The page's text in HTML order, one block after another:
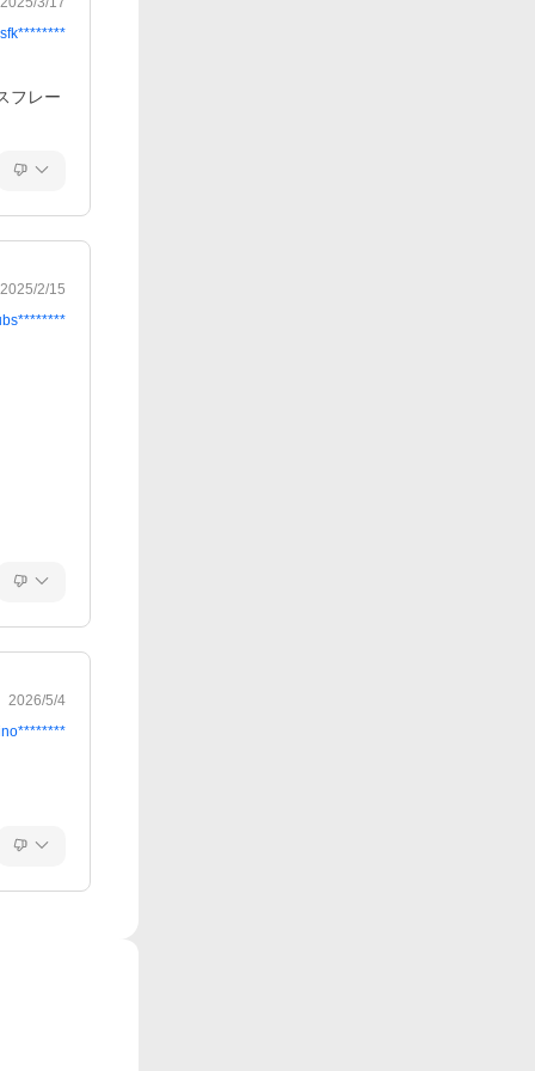
sfk********
フレー
2025/2/15
2026/5/4